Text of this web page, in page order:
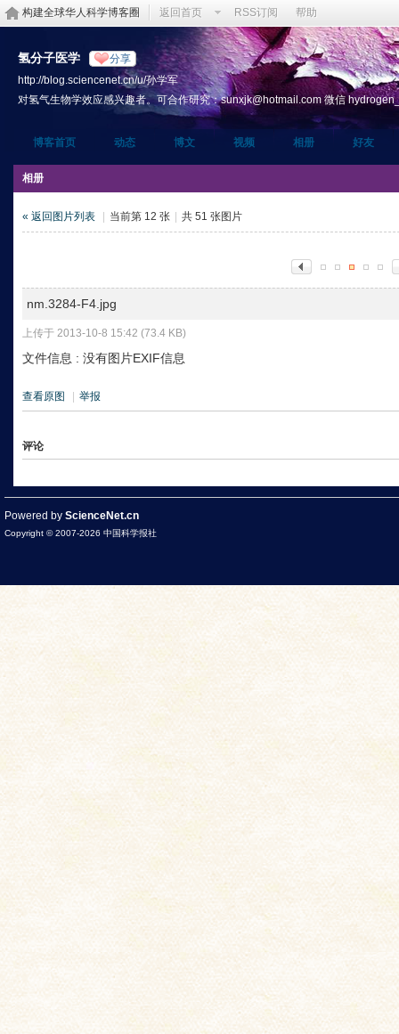
构建全球华人科学博客圈 返回首页 RSS订阅 帮助
氢分子医学 分享
http://blog.sciencenet.cn/u/孙学军
对氢气生物学效应感兴趣者。可合作研究：sunxjk@hotmail.com 微信
博客首页 动态 博文 视频 相册 好友
相册
« 返回图片列表 当前第 12 张 共 51 张图片
nm.3284-F4.jpg
上传于 2013-10-8 15:42 (73.4 KB)
文件信息 : 没有图片EXIF信息
查看原图 举报
评论
Powered by ScienceNet.cn
Copyright © 2007-2026 中国科学报社